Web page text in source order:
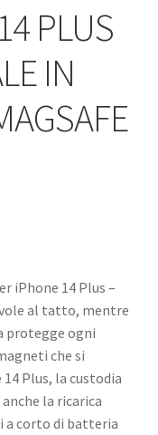
PLUS
IN
iPhone 14 Plus –
al tatto, mentre
protegge ogni
che si
Plus, la custodia
la ricarica
a corto di batteria